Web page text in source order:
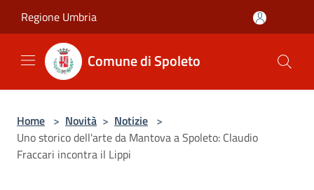
Regione Umbria
Comune di Spoleto
Home > Novità > Notizie >
Uno storico dell'arte da Mantova a Spoleto: Claudio
Fraccari incontra il Lippi